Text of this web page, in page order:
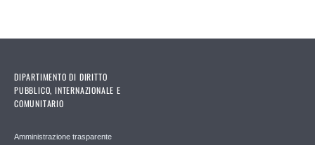
DIPARTIMENTO DI DIRITTO
PUBBLICO, INTERNAZIONALE E
COMUNITARIO
Amministrazione trasparente